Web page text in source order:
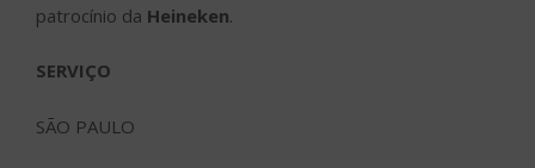
patrocínio da Heineken.
SERVIÇO
SÃO PAULO